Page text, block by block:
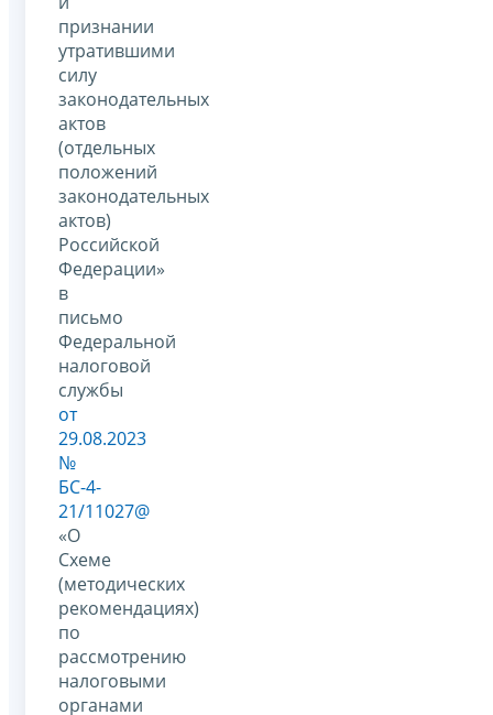
признании
утратившими
силу
законодательных
актов
(отдельных
положений
законодательных
актов)
Российской
Федерации»
в
письмо
Федеральной
налоговой
службы
от
29.08.2023
№
БС-4-
21/11027@
«О
Схеме
(методических
рекомендациях)
по
рассмотрению
налоговыми
органами